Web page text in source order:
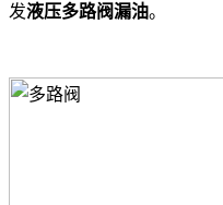
发液压多路阀漏油。